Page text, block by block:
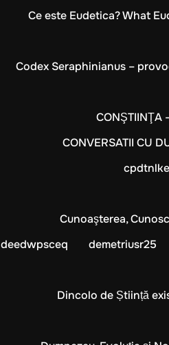
Ce este Eudetica? What
Codex Seraphinianus –
CONŞTIINŢA
CONVERSATII CU
Cunoaşterea,
deedwpsceq
demetriusr25
Dincolo de Știință